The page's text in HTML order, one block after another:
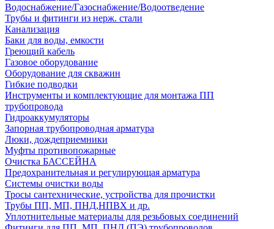
Водоснабжение/Газоснабжение/Водоотведение
Трубы и фитинги из нерж. стали
Канализация
Баки для воды, емкости
Греющий кабель
Газовое оборудование
Оборудование для скважин
Гибкие подводки
Инструменты и комплектующие для монтажа ПП
трубопровода
Гидроаккумуляторы
Запорная трубопроводная арматура
Люки, дождеприемники
Муфты противопожарные
Очистка БАССЕЙНА
Предохранительная и регулирующая арматура
Системы очистки воды
Тросы сантехнические, устройства для прочистки
Трубы ПП, МП, ПНД,НПВХ и др.
Уплотнительные материалы для резьбовых соединений